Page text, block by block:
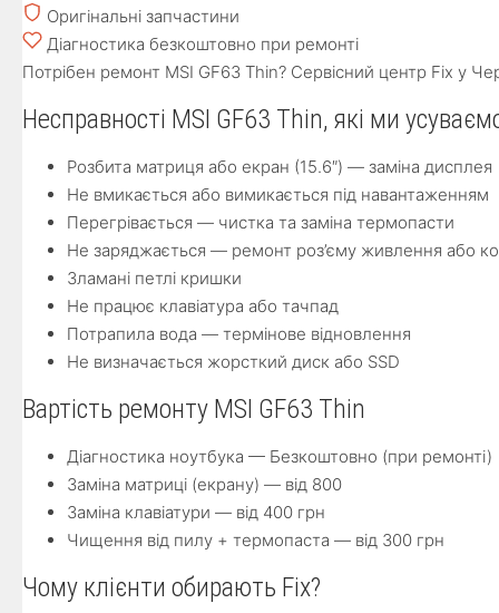
Оригінальні запчастини
Діагностика безкоштовно при ремонті
Потрібен ремонт MSI GF63 Thin? Сервісний центр Fix у
Несправності MSI GF63 Thin, які ми
Розбита матриця або екран (15.6″) — заміна дисплея
Не вмикається або вимикається під навантаженням
Перегрівається — чистка та заміна термопасти
Не заряджається — ремонт роз’єму живлення або
Зламані петлі кришки
Не працює клавіатура або тачпад
Потрапила вода — термінове відновлення
Не визначається жорсткий диск або SSD
Вартість ремонту MSI GF63 Thin
Діагностика ноутбука — Безкоштовно (при ремонті)
Заміна матриці (екрану) — від 800
Заміна клавіатури — від 400 грн
Чищення від пилу + термопаста — від 300 грн
Чому клієнти обирають Fix?